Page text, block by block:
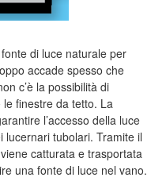
di luce naturale per
accade spesso che
c’è la possibilità di
finestre da tetto. La
l’accesso della luce
lucernari tubolari. Tramite il
catturata e trasportata
una fonte di luce nel vano.